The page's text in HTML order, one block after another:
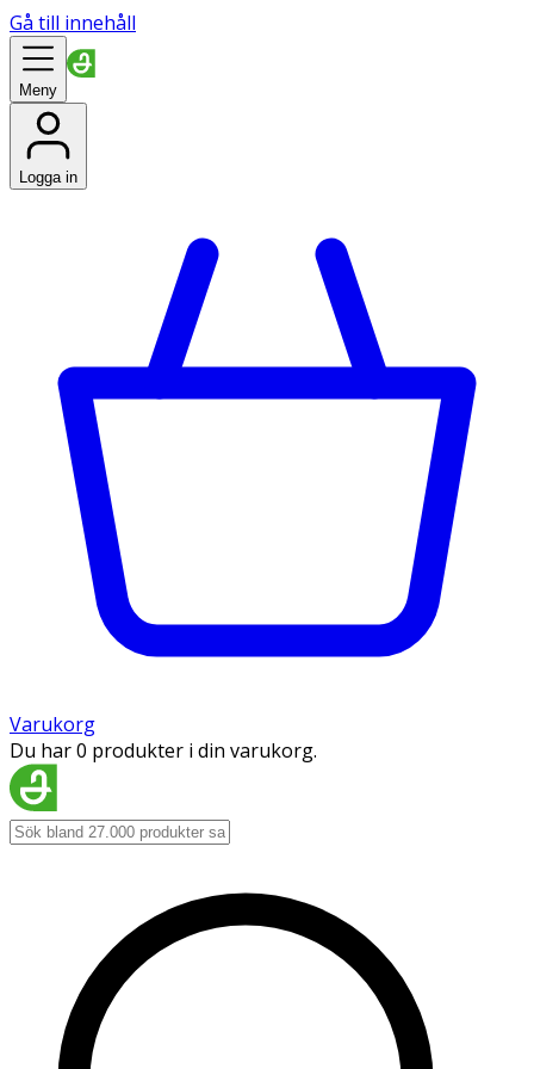
Gå till innehåll
Meny
Logga in
Varukorg
Du har 0 produkter i din varukorg.